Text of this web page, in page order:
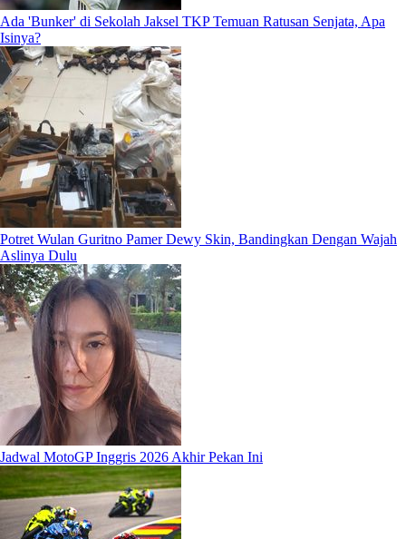
Ada 'Bunker' di Sekolah Jaksel TKP Temuan Ratusan Senjata, Apa
Isinya?
Potret Wulan Guritno Pamer Dewy Skin, Bandingkan Dengan Wajah
Aslinya Dulu
Jadwal MotoGP Inggris 2026 Akhir Pekan Ini